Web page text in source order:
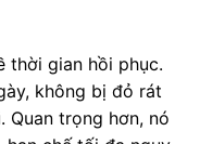
thời gian hồi phục.
không bị đỏ rát
Quan trọng hơn, nó